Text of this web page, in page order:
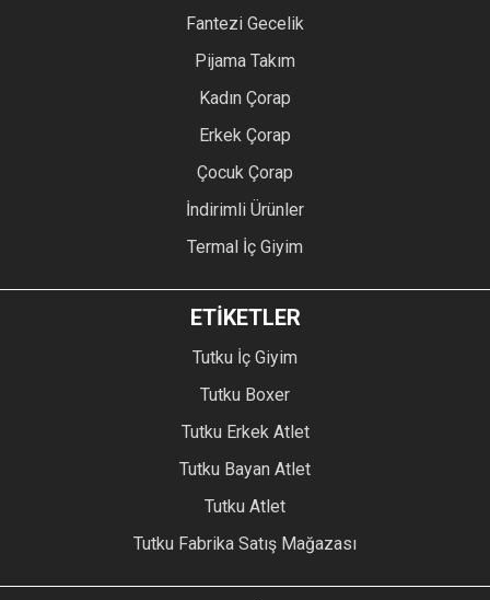
Fantezi Gecelik
Pijama Takım
Kadın Çorap
Erkek Çorap
Çocuk Çorap
İndirimli Ürünler
Termal İç Giyim
ETİKETLER
Tutku İç Giyim
Tutku Boxer
Tutku Erkek Atlet
Tutku Bayan Atlet
Tutku Atlet
Tutku Fabrika Satış Mağazası